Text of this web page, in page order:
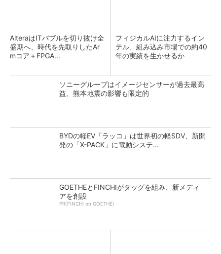
AlteraはITバブルを切り抜け全
盛期へ、時代を先取りしたAr
mコア＋FPGA...
フィジカルAIに注力するイン
テル、組み込み市場での約40
年の実績を生かせるか
ソニーグループはイメージセンサーが過去最高
益、熊本地震の影響も限定的
BYDの軽EV「ラッコ」は世界初の軽SDV、新開
発の「X-PACK」に電動システ...
GOETHEとFINCHIがタッグを組み、新メディ
アを創設
PR(FINCHI on GOETHE)